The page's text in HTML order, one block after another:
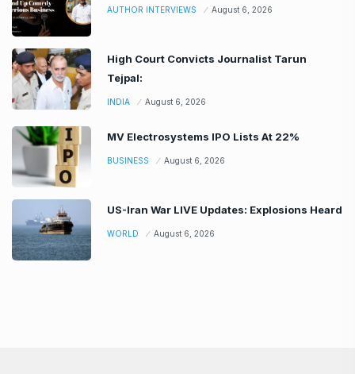
AUTHOR INTERVIEWS August 6, 2026
High Court Convicts Journalist Tarun
Tejpal:
INDIA August 6, 2026
MV Electrosystems IPO Lists At 22%
BUSINESS August 6, 2026
US-Iran War LIVE Updates: Explosions Heard
WORLD August 6, 2026